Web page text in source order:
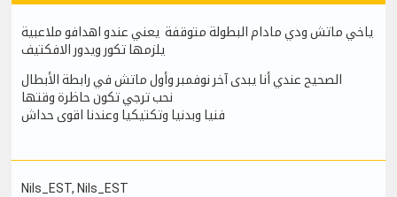
ياخي ماتش ودي مادام البطولة متوقفة يعني عندو اهدافو ملاعبية
يلزمها تكور ويدور الافكتيف
الصحيح عندي أنا يبدى آخر نوفمبر وأول ماتش في رابطة الأبطال
نحب ترجي تكون حاظرة وقتها
فنيا وبدنيا وتكتيكيا وعندنا اقوى حداش
Nils_EST, Nils_EST